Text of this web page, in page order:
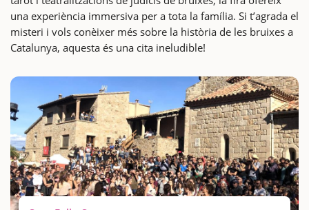
una experiència immersiva per a tota la família. Si t’agrada el
misteri i vols conèixer més sobre la història de les bruixes a
Catalunya, aquesta és una cita ineludible!